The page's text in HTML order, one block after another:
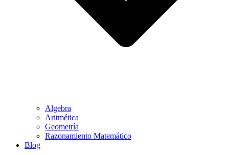
Algebra
Aritmética
Geometría
Razonamiento Matemático
Blog